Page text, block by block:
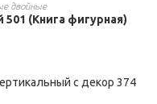
двойные
(Книга фигурная)